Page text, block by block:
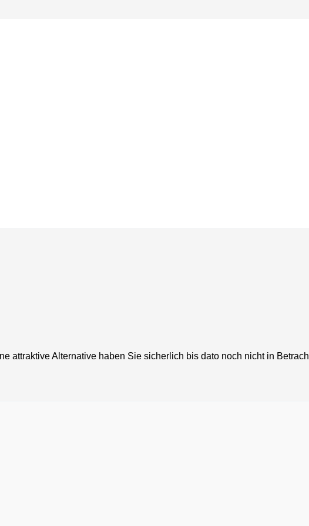
attraktive Alternative haben Sie sicherlich bis dato noch nicht in